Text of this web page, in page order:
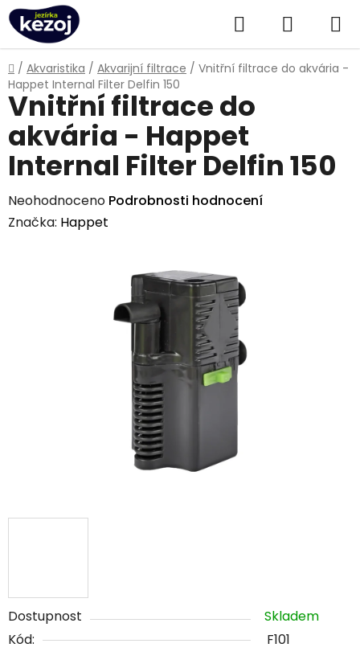
Přejít
na
obsah
Hledat
KOŠÍK
Domů
/ Akvaristika / Akvarijní filtrace / Vnitřní filtrace do akvária -
Happet Internal Filter Delfin 150
Dostupnost
Skladem
Kód:
F101
Vnitřní filtrace do
akvária - Happet
Internal Filter Delfin 150
Průměrné
hodnocení
Neohodnoceno Podrobnosti hodnocení
Značka: Happet